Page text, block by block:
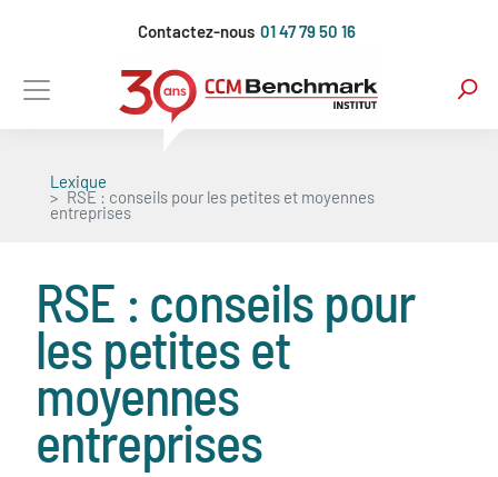
principal
Contactez-nous 01 47 79 50 16
Lexique
RSE : conseils pour les petites et moyennes
entreprises
RSE : conseils pour
les petites et
moyennes
entreprises